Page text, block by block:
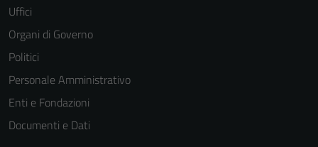
Uffici
Organi di Governo
Politici
Personale Amministrativo
Enti e Fondazioni
Documenti e Dati